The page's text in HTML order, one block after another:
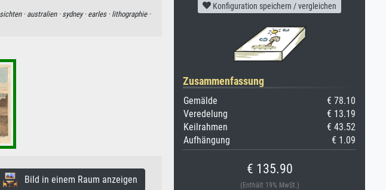
·australien · sydney · earles · lithographie ·
Bild in einem Raum anzeigen
Konfiguration speichern / vergleichen
Zusammenfassung
Gemälde
€ 78.10
Veredelung
€ 13.19
Keilrahmen
€ 43.52
Aufhängung
€ 1.09
€ 135.90
(Enthält 19% MwSt.)